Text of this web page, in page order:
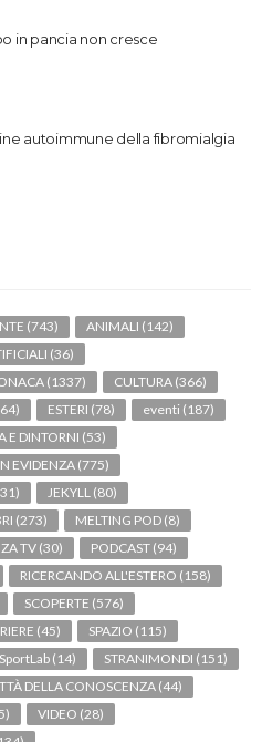
in pancia non cresce
autoimmune della fibromialgia
(743) ANIMALI (142)
(36)
(1337) CULTURA (366)
ESTERI (78) eventi (187)
E DINTORNI (53)
EVIDENZA(775)
JEKYLL (80)
(273) MELTING POD (8)
TV (30) PODCAST (94)
RICERCANDO ALL'ESTERO (158)
SCOPERTE (576)
(45) SPAZIO (115)
SportLab (14) STRANIMONDI (151)
DELLA CONOSCENZA (44)
VIDEO (28)